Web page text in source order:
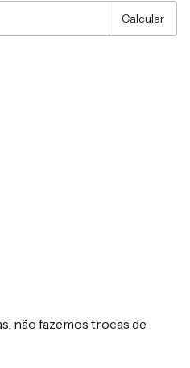
Calcular
não fazemos trocas de